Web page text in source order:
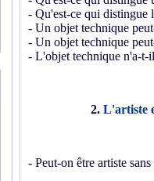
- Qu'est-ce qui distingue
- Un objet technique
- Un objet technique
- L'objet technique n'a-t-
2. L'artiste
- Peut-on être artiste